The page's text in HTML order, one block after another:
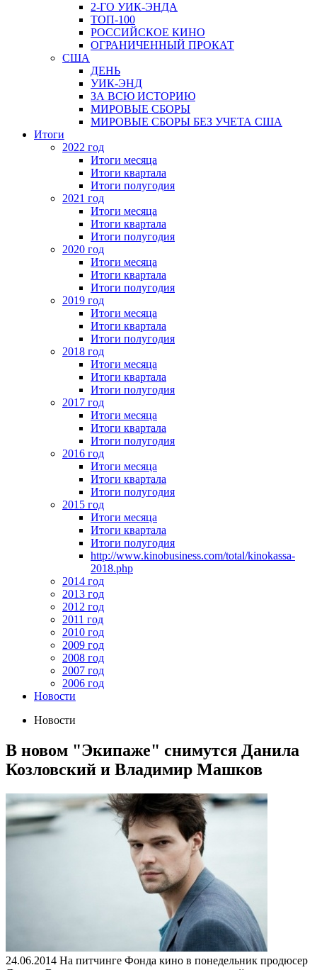
2-ГО УИК-ЭНДА
ТОП-100
РОССИЙСКОЕ КИНО
ОГРАНИЧЕННЫЙ ПРОКАТ
США
ДЕНЬ
УИК-ЭНД
ЗА ВСЮ ИСТОРИЮ
МИРОВЫЕ СБОРЫ
МИРОВЫЕ СБОРЫ БЕЗ УЧЕТА США
Итоги
2022 год
Итоги месяца
Итоги квартала
Итоги полугодия
2021 год
Итоги месяца
Итоги квартала
Итоги полугодия
2020 год
Итоги месяца
Итоги квартала
Итоги полугодия
2019 год
Итоги месяца
Итоги квартала
Итоги полугодия
2018 год
Итоги месяца
Итоги квартала
Итоги полугодия
2017 год
Итоги месяца
Итоги квартала
Итоги полугодия
2016 год
Итоги месяца
Итоги квартала
Итоги полугодия
2015 год
Итоги месяца
Итоги квартала
Итоги полугодия
http://www.kinobusiness.com/total/kinokassa-
2018.php
2014 год
2013 год
2012 год
2011 год
2010 год
2009 год
2008 год
2007 год
2006 год
Новости
Новости
В новом "Экипаже" снимутся Данила
Козловский и Владимир Машков
24.06.2014 На питчинге Фонда кино в понедельник продюсер